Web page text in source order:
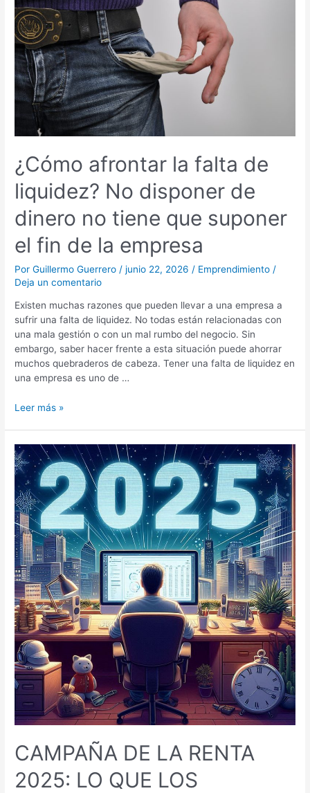
¿Cómo afrontar la falta de
liquidez? No disponer de
dinero no tiene que suponer
el fin de la empresa
PorGuillermo Guerrero /junio 22, 2026 / Emprendimiento /
Deja un comentario
Existen muchas razones que pueden llevar a una empresa a
sufrir una falta de liquidez. No todas están relacionadas con
una mala gestión o con un mal rumbo del negocio. Sin
embargo, saber hacer frente a esta situación puede ahorrar
muchos quebraderos de cabeza. Tener una falta de liquidez en
una empresa es uno de …
de
liquidez?
No
disponer
de
dinero
no
tiene
el
fin
de
empresa
Leer más »
CAMPAÑA DE LA RENTA
2025: LO QUE LOS
CAMPAÑA
DE
RENTA
2025:
LO
QUE
LOS
AUTÓNOMOS
DEBEN
TENER
EN
CUENTA
ESTE
AÑO